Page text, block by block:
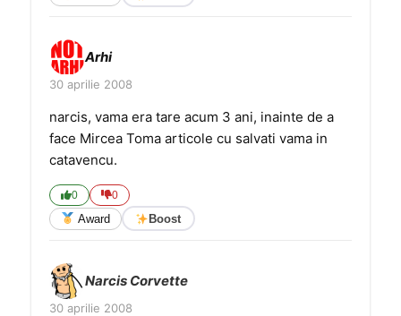
Arhi
30 aprilie 2008
narcis, vama era tare acum 3 ani, inainte de a
face Mircea Toma articole cu salvati vama in
catavencu.
0 0
Award Boost
Narcis Corvette
30 aprilie 2008